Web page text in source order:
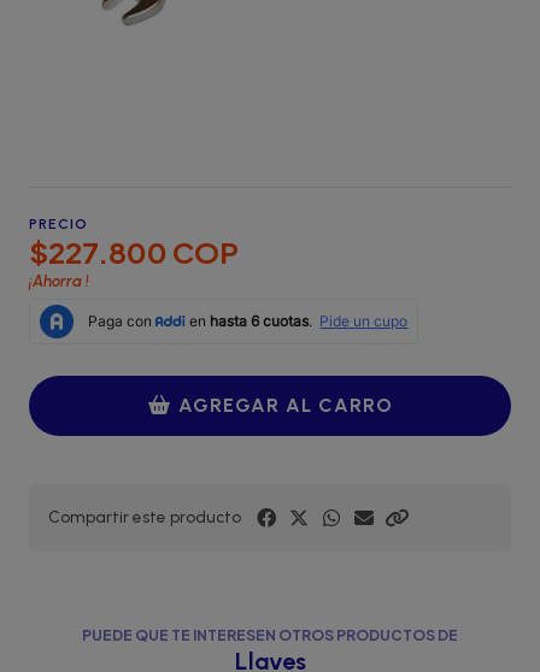
PRECIO
$227.800 COP
¡Ahorra!
AGREGAR AL CARRO
Compartir este producto
PUEDE QUE TE INTERESEN OTROS PRODUCTOS DE
Llaves